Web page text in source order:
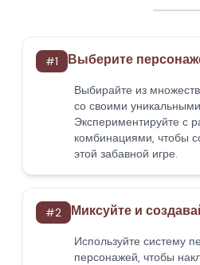
#1 Выберите
Выбирайте из
со своими
Экспериментируйте с
комбинациями, чтобы
этой забавной игре.
#2 Миксуйте и
Используйте систему
персонажей, чтобы